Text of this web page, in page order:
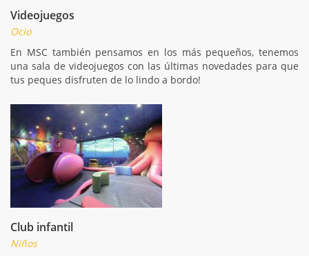
Videojuegos
Ocio
En MSC también pensamos en los más pequeños, tenemos
una sala de videojuegos con las últimas novedades para que
tus peques disfruten de lo lindo a bordo!
Club infantil
Niños